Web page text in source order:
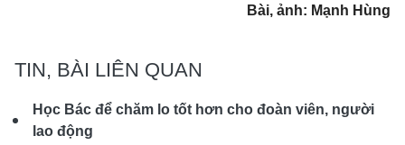
Bài, ảnh: Mạnh Hùng
TIN, BÀI LIÊN QUAN
Học Bác để chăm lo tốt hơn cho đoàn viên, người
lao động